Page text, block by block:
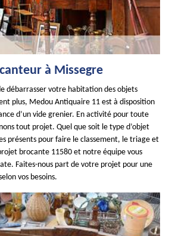
à Missegre
débarrasser votre habitation des objets
plus, Medou Antiquaire 11 est à disposition
d’un vide grenier. En activité pour toute
tout projet. Quel que soit le type d’objet
présents pour faire le classement, le triage et
brocante 11580 et notre équipe vous
Faites-nous part de votre projet pour une
vos besoins.